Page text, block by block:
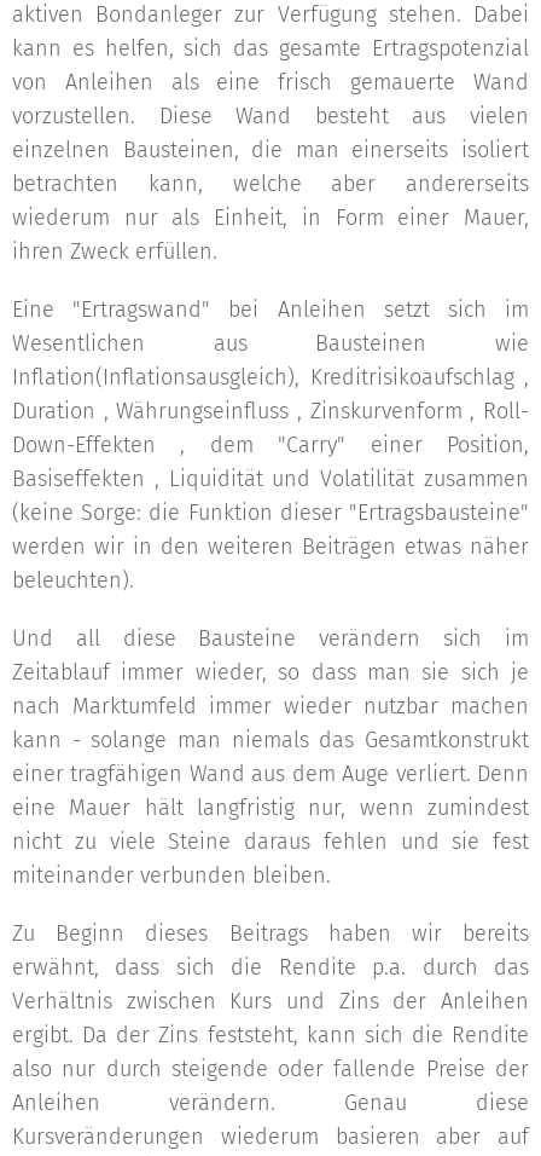
aktiven Bondanleger zur Verfügung stehen. Dabei
kann es helfen, sich das gesamte Ertragspotenzial
von Anleihen als eine frisch gemauerte Wand
vorzustellen. Diese Wand besteht aus vielen
einzelnen Bausteinen, die man einerseits isoliert
betrachten kann, welche aber andererseits
wiederum nur als Einheit, in Form einer Mauer,
ihren Zweck erfüllen.
Eine "Ertragswand" bei Anleihen setzt sich im
Wesentlichen aus Bausteinen wie
Inflation(Inflationsausgleich), Kreditrisikoaufschlag ,
Duration , Währungseinfluss , Zinskurvenform , Roll-
Down-Effekten , dem "Carry" einer Position,
Basiseffekten , Liquidität und Volatilität zusammen
(keine Sorge: die Funktion dieser "Ertragsbausteine"
werden wir in den weiteren Beiträgen etwas näher
beleuchten).
Und all diese Bausteine verändern sich im
Zeitablauf immer wieder, so dass man sie sich je
nach Marktumfeld immer wieder nutzbar machen
kann - solange man niemals das Gesamtkonstrukt
einer tragfähigen Wand aus dem Auge verliert. Denn
eine Mauer hält langfristig nur, wenn zumindest
nicht zu viele Steine daraus fehlen und sie fest
miteinander verbunden bleiben.
Zu Beginn dieses Beitrags haben wir bereits
erwähnt, dass sich die Rendite p.a. durch das
Verhältnis zwischen Kurs und Zins der Anleihen
ergibt. Da der Zins feststeht, kann sich die Rendite
also nur durch steigende oder fallende Preise der
Anleihen verändern. Genau diese
Kursveränderungen wiederum basieren aber auf